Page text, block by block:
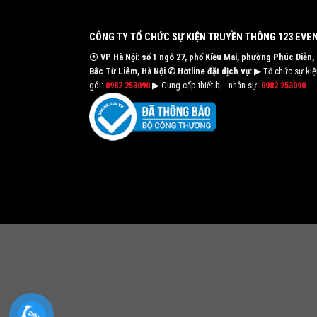
CÔNG TY TỔ CHỨC SỰ KIỆN TRUYỀN THÔNG 123
⦿ VP Hà Nội: số 1 ngõ 27, phố Kiều Mai, phường Phúc Diễn,
Bắc Từ Liêm, Hà Nội ✆ Hotline đặt dịch vụ:▶ Tổ chức sự
gói: 0982 253090▶ Cung cấp thiết bị - nhân sự: 0982 253090